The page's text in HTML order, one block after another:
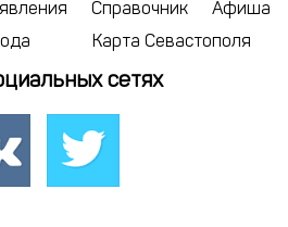
Справочник
Афиша
Карта Севастополя
сетях